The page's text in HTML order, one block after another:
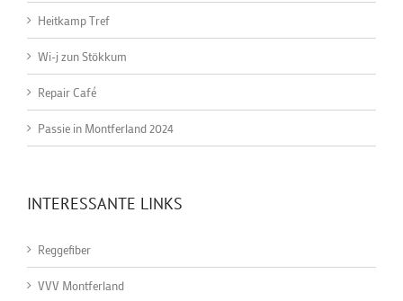
Heitkamp Tref
Wi-j zun Stökkum
Repair Café
Passie in Montferland 2024
INTERESSANTE LINKS
Reggefiber
VVV Montferland